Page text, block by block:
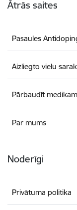
Ātrās saites
Pasaules
Aizliegto vielu
Pārbaudīt
Par mums
Noderīgi
Privātuma politika